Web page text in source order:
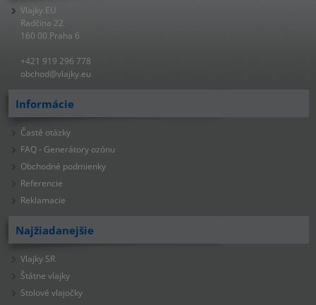
Vlajky.EU
Radčina 22
160 00 Praha 6
+421 919 296 778
obchod@vlajky.eu
Informácie
Časté otázky
FAQ - Generátory ozónu
Obchodné podmienky
Referencie
Reklamacie
Najžiadanejšie
Vlajky SR
Štátne vlajky
Stolové vlajočky